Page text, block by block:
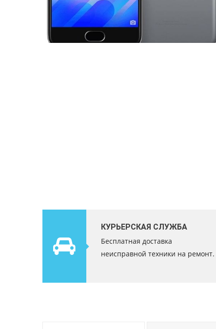
КУРЬЕРСКАЯ СЛУЖБА
Бесплатная доставка
неисправной техники на ремонт.